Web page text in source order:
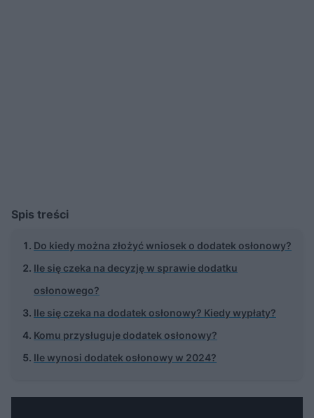
Spis treści
Do kiedy można złożyć wniosek o dodatek osłonowy?
Ile się czeka na decyzję w sprawie dodatku
osłonowego?
Ile się czeka na dodatek osłonowy? Kiedy wypłaty?
Komu przysługuje dodatek osłonowy?
Ile wynosi dodatek osłonowy w 2024?